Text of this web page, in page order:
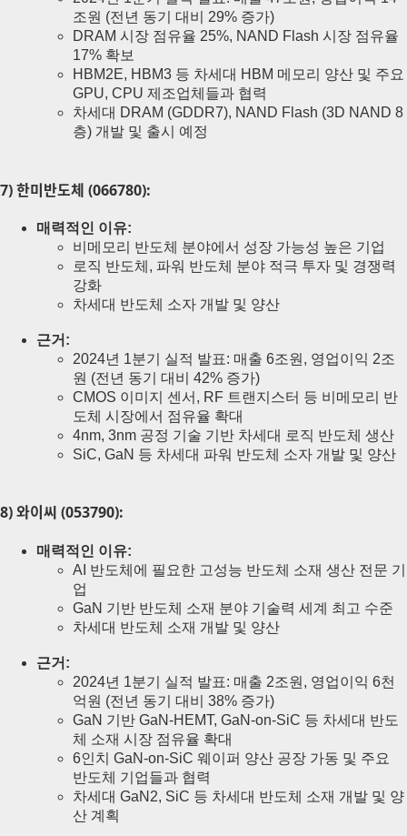
조원 (전년 동기 대비 29% 증가)
DRAM 시장 점유율 25%, NAND Flash 시장 점유율
17% 확보
HBM2E, HBM3 등 차세대 HBM 메모리 양산 및 주요
GPU, CPU 제조업체들과 협력
차세대 DRAM (GDDR7), NAND Flash (3D NAND 8
층) 개발 및 출시 예정
7) 한미반도체 (066780):
매력적인 이유:
비메모리 반도체 분야에서 성장 가능성 높은 기업
로직 반도체, 파워 반도체 분야 적극 투자 및 경쟁력
강화
차세대 반도체 소자 개발 및 양산
근거:
2024년 1분기 실적 발표: 매출 6조원, 영업이익 2조
원 (전년 동기 대비 42% 증가)
CMOS 이미지 센서, RF 트랜지스터 등 비메모리 반
도체 시장에서 점유율 확대
4nm, 3nm 공정 기술 기반 차세대 로직 반도체 생산
SiC, GaN 등 차세대 파워 반도체 소자 개발 및 양산
8) 와이씨 (053790):
매력적인 이유:
AI 반도체에 필요한 고성능 반도체 소재 생산 전문 기
업
GaN 기반 반도체 소재 분야 기술력 세계 최고 수준
차세대 반도체 소재 개발 및 양산
근거:
2024년 1분기 실적 발표: 매출 2조원, 영업이익 6천
억원 (전년 동기 대비 38% 증가)
GaN 기반 GaN-HEMT, GaN-on-SiC 등 차세대 반도
체 소재 시장 점유율 확대
6인치 GaN-on-SiC 웨이퍼 양산 공장 가동 및 주요
반도체 기업들과 협력
차세대 GaN2, SiC 등 차세대 반도체 소재 개발 및 양
산 계획